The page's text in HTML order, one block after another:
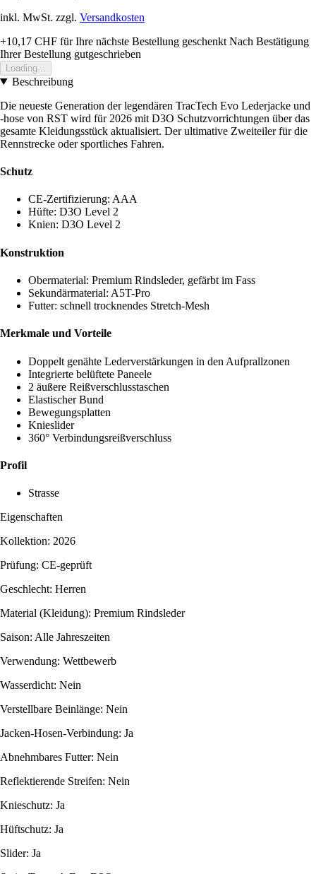
inkl. MwSt. zzgl. Versandkosten
+10,17 CHF für Ihre nächste Bestellung geschenkt Nach Bestätigung
Ihrer Bestellung gutgeschrieben
Loading...
Beschreibung
Die neueste Generation der legendären TracTech Evo Lederjacke und
-hose von RST wird für 2026 mit D3O Schutzvorrichtungen über das
gesamte Kleidungsstück aktualisiert. Der ultimative Zweiteiler für die
Rennstrecke oder sportliches Fahren.
Schutz
CE-Zertifizierung: AAA
Hüfte: D3O Level 2
Knien: D3O Level 2
Konstruktion
Obermaterial: Premium Rindsleder, gefärbt im Fass
Sekundärmaterial: A5T-Pro
Futter: schnell trocknendes Stretch-Mesh
Merkmale und Vorteile
Doppelt genähte Lederverstärkungen in den Aufprallzonen
Integrierte belüftete Paneele
2 äußere Reißverschlusstaschen
Elastischer Bund
Bewegungsplatten
Knieslider
360° Verbindungsreißverschluss
Profil
Strasse
Eigenschaften
Kollektion: 2026
Prüfung: CE-geprüft
Geschlecht: Herren
Material (Kleidung): Premium Rindsleder
Saison: Alle Jahreszeiten
Verwendung: Wettbewerb
Wasserdicht: Nein
Verstellbare Beinlänge: Nein
Jacken-Hosen-Verbindung: Ja
Abnehmbares Futter: Nein
Reflektierende Streifen: Nein
Knieschutz: Ja
Hüftschutz: Ja
Slider: Ja